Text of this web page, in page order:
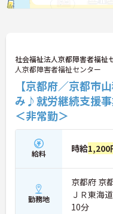
社会福祉法人京都障害者福祉
人京都障害者福祉センター
【京都府／京都市
み♪就労継続支援事
＜非常勤＞
給料 時給1,200
勤務地
京都府 京
ＪＲ東海
10分